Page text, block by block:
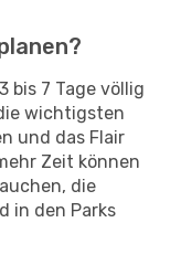
bis 7 Tage völlig
wichtigsten
und das Flair
Zeit können
die
in den Parks